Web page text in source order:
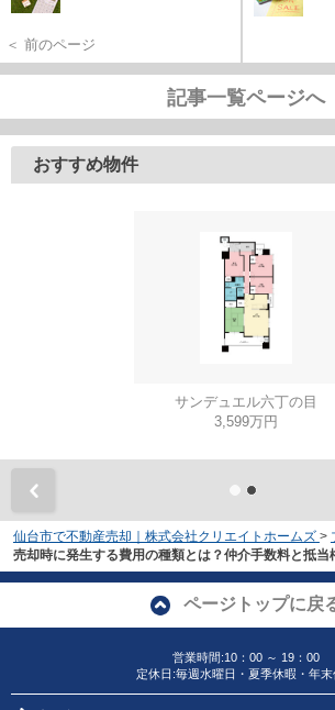
＜ 前のページ
記事一覧ページへ
おすすめ物件
サンデュエル六丁の目
3,599万円
仙台市で不動産売却｜株式会社クリエイトホームズ >
売却時に発生する費用の種類とは？仲介手数料と抵当
ページトップに戻
営業時間:10：00 ～ 19：00
定休日:毎週水曜日・夏季休暇・年末